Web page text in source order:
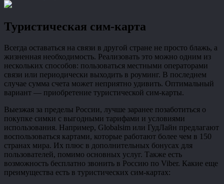
Туристическая сим-карта
Всегда оставаться на связи в другой стране не просто блажь, а
жизненная необходимость. Реализовать это можно одним из
нескольких способов: пользоваться местными операторами
связи или периодически выходить в роуминг. В последнем
случае сумма счета может неприятно удивить. Оптимальный
вариант — приобретение туристической сим-карты.
Выезжая за пределы России, лучше заранее позаботиться о
покупке симки с выгодными тарифами и условиями
использования. Например, Globalsim или ГудЛайн предлагают
воспользоваться картами, которые работают более чем в 150
странах мира. Их плюс в дополнительных бонусах для
пользователей, помимо основных услуг. Также есть
возможность бесплатно звонить в Россию по Viber. Какие еще
преимущества есть в туристических сим-картах: